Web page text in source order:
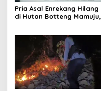
Pria Asal Enrekang Hilang
di Hutan Botteng Mamuju,